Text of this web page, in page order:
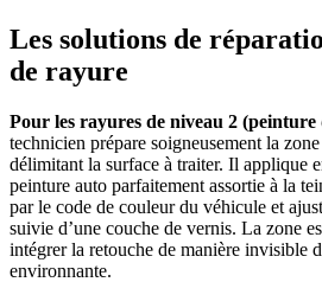
Les solutions de
de rayure
Pour les rayures de niveau 2 (peinture
technicien prépare soigneusement la
délimitant la surface à traiter. Il applique
peinture auto parfaitement assortie à la
par le code de couleur du véhicule et
suivie d’une couche de vernis. La zone
intégrer la retouche de manière invisible
environnante.